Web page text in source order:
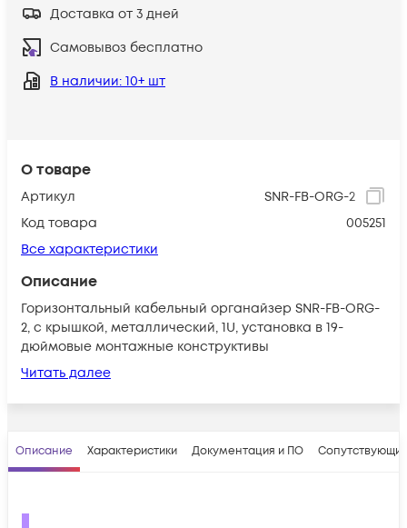
О товаре
Артикул
SNR-FB-ORG-2
Код товара
005251
Все характеристики
Описание
Горизонтальный кабельный органайзер SNR-FB-ORG-
2, с крышкой, металлический, 1U, установка в 19-
дюймовые монтажные конструктивы
Читать далее
Доставка от 3 дней
Самовывоз бесплатно
В наличии: 10+ шт
Описание Характеристики Документация и ПО